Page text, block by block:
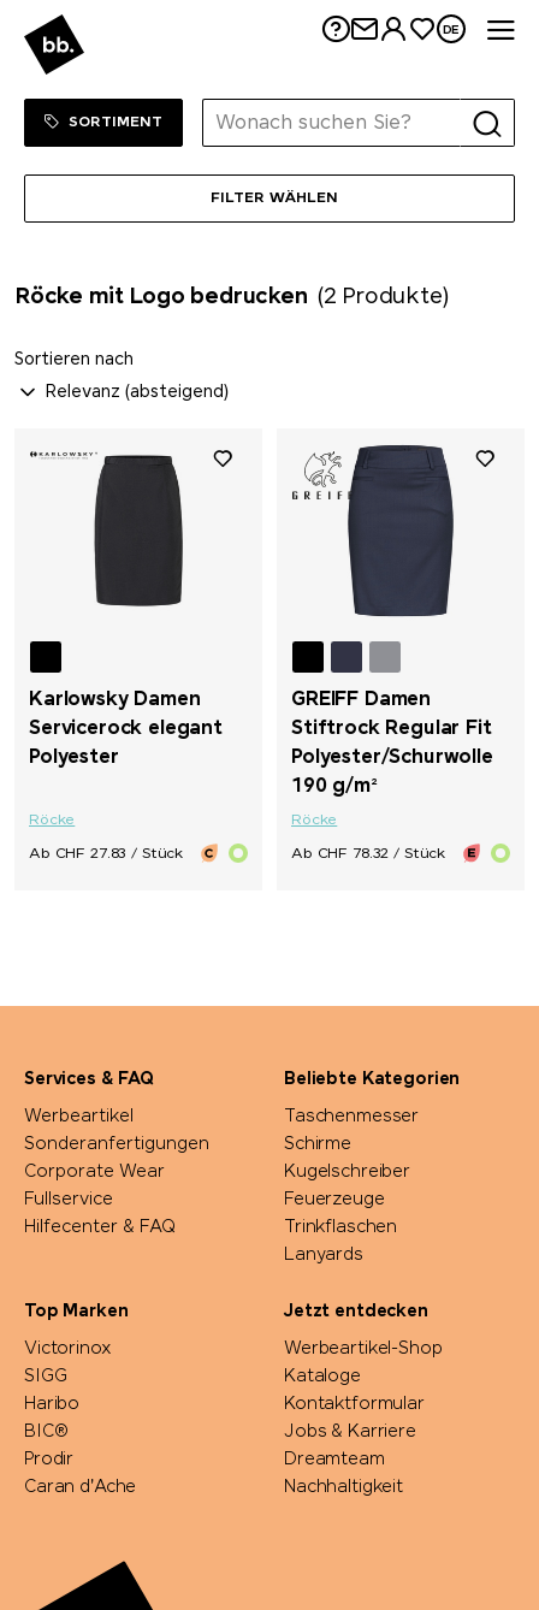
DE
ZUM SHOP
SORTIMENT
Röcke mit Logo bedrucken (2 Produkte)
FILTER WÄHLEN
Sortieren nach
Karlowsky Damen
Servicerock elegant
Polyester
Röcke
Ab CHF 27.83 / Stück
GREIFF Damen
Stiftrock Regular Fit
Polyester/Schurwolle
190 g/m²
Röcke
Ab CHF 78.32 / Stück
Services & FAQ
Werbeartikel
Sonderanfertigungen
Corporate Wear
Fullservice
Hilfecenter & FAQ
Beliebte Kategorien
Taschenmesser
Schirme
Kugelschreiber
Feuerzeuge
Trinkflaschen
Lanyards
Top Marken
Victorinox
SIGG
Haribo
BIC®
Prodir
Caran d'Ache
Jetzt entdecken
Werbeartikel-Shop
Kataloge
Kontaktformular
Jobs & Karriere
Dreamteam
Nachhaltigkeit